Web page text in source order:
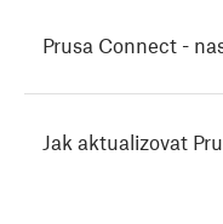
Prusa Connect -
Jak aktualizovat